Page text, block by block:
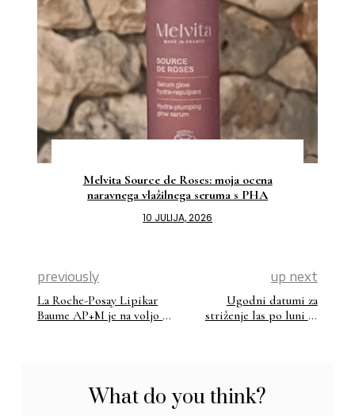
Melvita Source de Roses: moja ocena
naravnega vlažilnega seruma s PHA
10 JULIJA, 2026
previously
La Roche-Posay Lipikar
Baume AP+M je na voljo v
up next
Ugodni datumi za
striženje las po luni za
What do you think?